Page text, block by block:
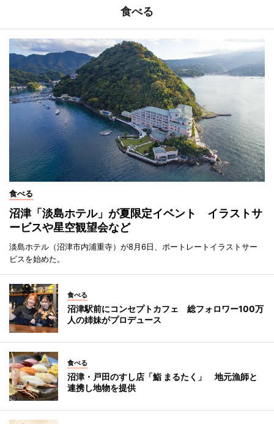
食べる
食べる
沼津「淡島ホテル」が夏限定イベント イラストサ
ービスや星空観望会など
淡島ホテル（沼津市内浦重寺）が8月6日、ポートレートイラストサー
ビスを始めた。
食べる
沼津駅前にコンセプトカフェ 総フォロワー100万
人の姉妹がプロデュース
食べる
沼津・戸田のすし店「鮨 まるたく」 地元漁師と
連携し地物を提供